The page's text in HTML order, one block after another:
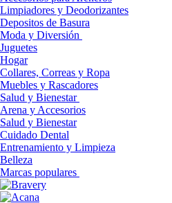
Limpiadores y Deodorizantes
Depositos de Basura
Moda y Diversión
Juguetes
Hogar
Collares, Correas y Ropa
Muebles y Rascadores
Salud y Bienestar
Arena y Accesorios
Salud y Bienestar
Cuidado Dental
Entrenamiento y Limpieza
Belleza
Marcas populares